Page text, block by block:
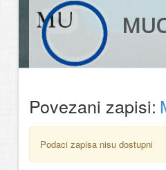
Povezani zapisi:
Podaci zapisa nisu dostupni